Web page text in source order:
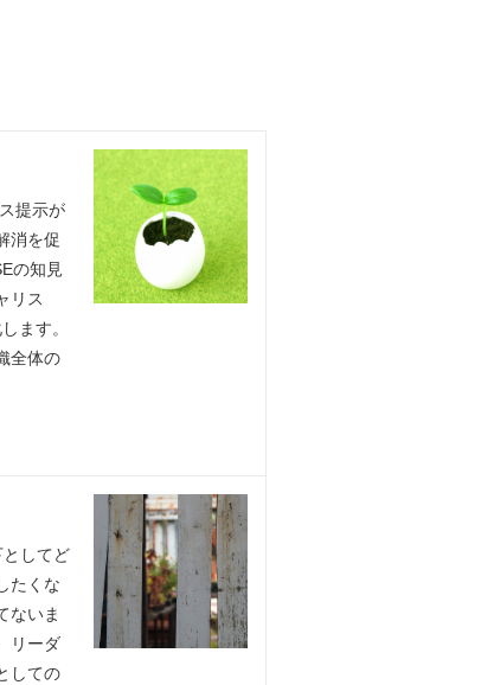
提示が
消を促
の知見
リス
ます。
全体の
してど
たくな
ないま
リーダ
しての